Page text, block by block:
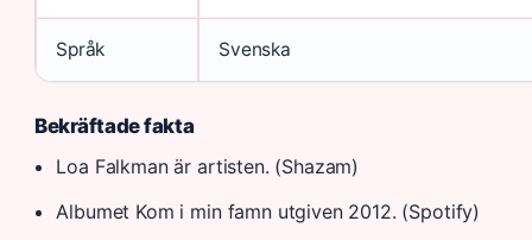
Språk Svenska
Bekräftade fakta
Loa Falkman är artisten. (Shazam)
Albumet Kom i min famn utgiven 2012. (Spotify)